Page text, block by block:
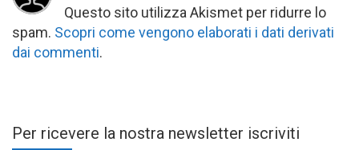
Questo sito utilizza Akismet per ridurre lo
spam. Scopri come vengono elaborati i dati derivati
dai commenti.
Per ricevere la nostra newsletter iscriviti